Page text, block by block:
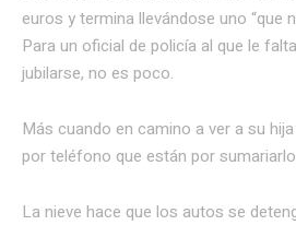
euros y termina llevándose uno “que
Para un oficial de policía al que le
jubilarse, no es poco.
Más cuando en camino a ver a su
por teléfono que están por
La nieve hace que los autos se